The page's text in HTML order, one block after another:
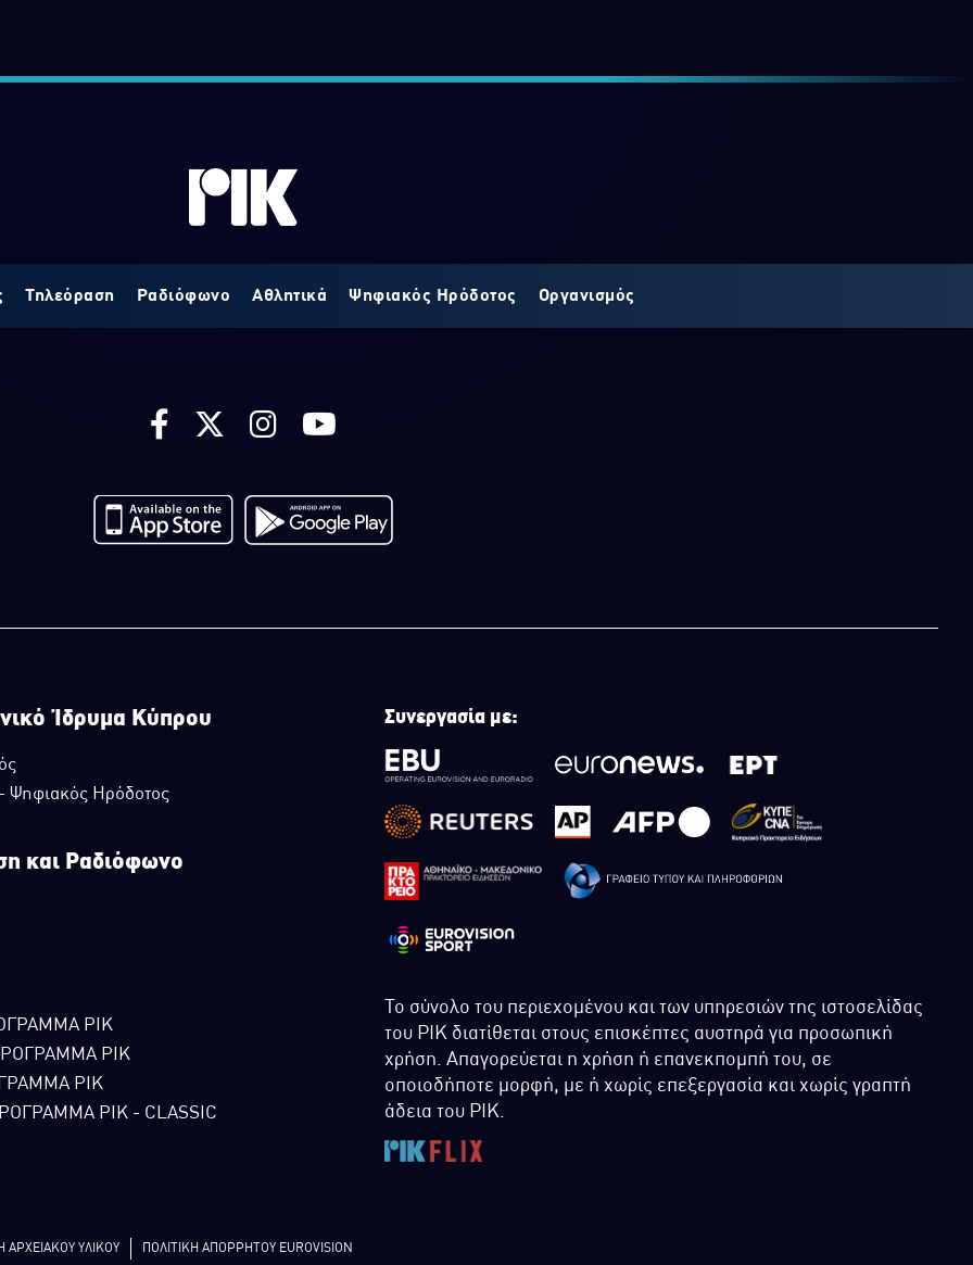
Τηλεόραση Ραδιόφωνο Αθλητικά Ψηφιακός Ηρόδοτος Οργανισμός
Ίδρυμα Κύπρου
Ψηφιακός Ηρόδοτος
και Ραδιόφωνο
ΡΙΚ
ΡΙΚ
ΡΙΚ
ΡΙΚ - CLASSIC
Συνεργασία με:
Το σύνολο του περιεχομένου και των υπηρεσιών της ιστοσελίδας
του ΡΙΚ διατίθεται στους επισκέπτες αυστηρά για προσωπική
χρήση. Απαγορεύεται η χρήση ή επανεκπομπή του, σε
οποιοδήποτε μορφή, με ή χωρίς επεξεργασία και χωρίς γραπτή
άδεια του ΡΙΚ.
ΑΡΧΕΙΑΚΟΥ ΥΛΙΚΟΥ ΠΟΛΙΤΙΚΗ ΑΠΟΡΡΗΤΟΥ EUROVISION